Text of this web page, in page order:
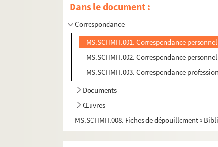
Dans le document :
Correspondance
MS.SCHMIT.001. Correspondance
MS.SCHMIT.002. Correspondance
MS.SCHMIT.003. Correspondance
Documents
Œuvres
MS.SCHMIT.008. Fiches de dépouillement «